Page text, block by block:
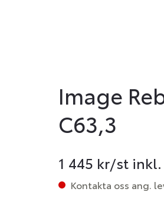
Image
C63,3
1 445 kr/st
Kontakta oss ang.